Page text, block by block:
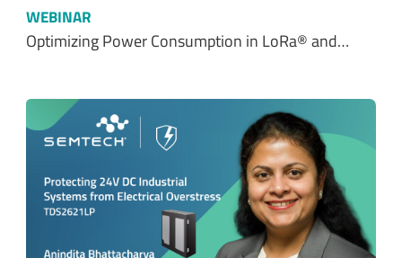
WEBINAR
Optimizing Power Consumption in LoRa® and…